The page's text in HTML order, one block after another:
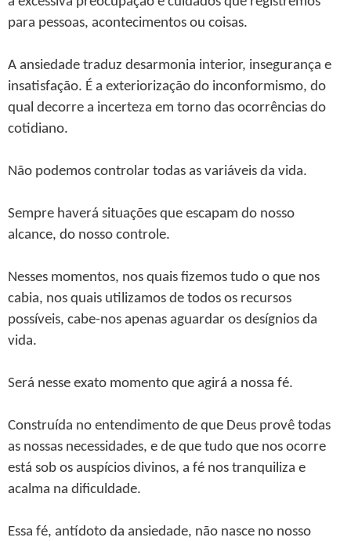
para pessoas, acontecimentos ou coisas.
A ansiedade traduz desarmonia interior, insegurança e
insatisfação. É a exteriorização do inconformismo, do
qual decorre a incerteza em torno das ocorrências do
cotidiano.
Não podemos controlar todas as variáveis da vida.
Sempre haverá situações que escapam do nosso
alcance, do nosso controle.
Nesses momentos, nos quais fizemos tudo o que nos
cabia, nos quais utilizamos de todos os recursos
possíveis, cabe-nos apenas aguardar os desígnios da
vida.
Será nesse exato momento que agirá a nossa fé.
Construída no entendimento de que Deus provê todas
as nossas necessidades, e de que tudo que nos ocorre
está sob os auspícios divinos, a fé nos tranquiliza e
acalma na dificuldade.
Essa fé, antídoto da ansiedade, não nasce no nosso